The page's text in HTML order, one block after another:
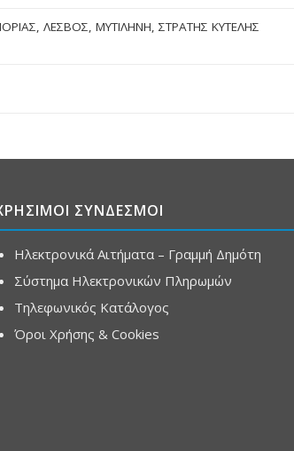
, ΛΈΣΒΟΣ, ΜΥΤΙΛΉΝΗ, ΣΤΡΑΤΉΣ ΚΎΤΕΛΗΣ
ΣΥΝΔΕΣΜΟΙ
Ηλεκτρονικά Αιτήματα – Γραμμή Δημότη
Σύστημα Ηλεκτρονικών Πληρωμών
Τηλεφωνικός Κατάλογος
Όροι Χρήσης & Cookies